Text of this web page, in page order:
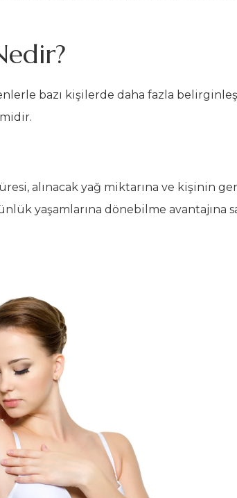
bazı kişilerde daha fazla
alınacak yağ miktarına ve kişinin
yaşamlarına dönebilme avantajına